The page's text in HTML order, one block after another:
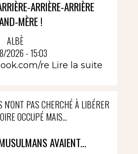
ARRIÈRE-ARRIÈRE
MÈRE !
ALBÈ
2026 - 15:03
re Lire la suite
N'ONT PAS CHERCHÉ À LIBÉRER
OCCUPÉ MAIS...
AVAIENT...